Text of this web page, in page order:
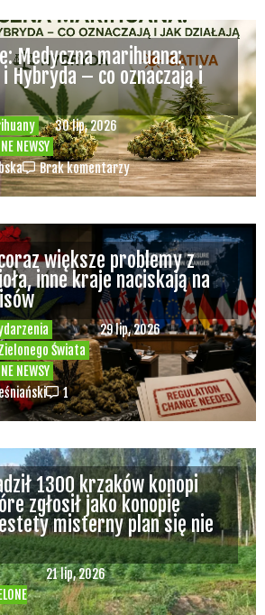
Świat
31 lip, 2026
walkę, po czym
i go odpalił, tak
celebrował
1
NEWSY
30 lip, 2026
Medyczna marihuana:
Hybryda – co oznaczają i
Brak komentarzy
Świata
NEWSY
29 lip, 2026
inne kraje naciskają na
1